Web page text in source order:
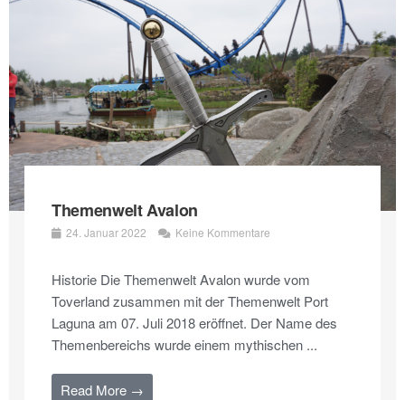
Themenwelt Avalon
24. Januar 2022 Keine Kommentare
Historie Die Themenwelt Avalon wurde vom
Toverland zusammen mit der Themenwelt Port
Laguna am 07. Juli 2018 eröffnet. Der Name des
Themenbereichs wurde einem mythischen ...
Read More →